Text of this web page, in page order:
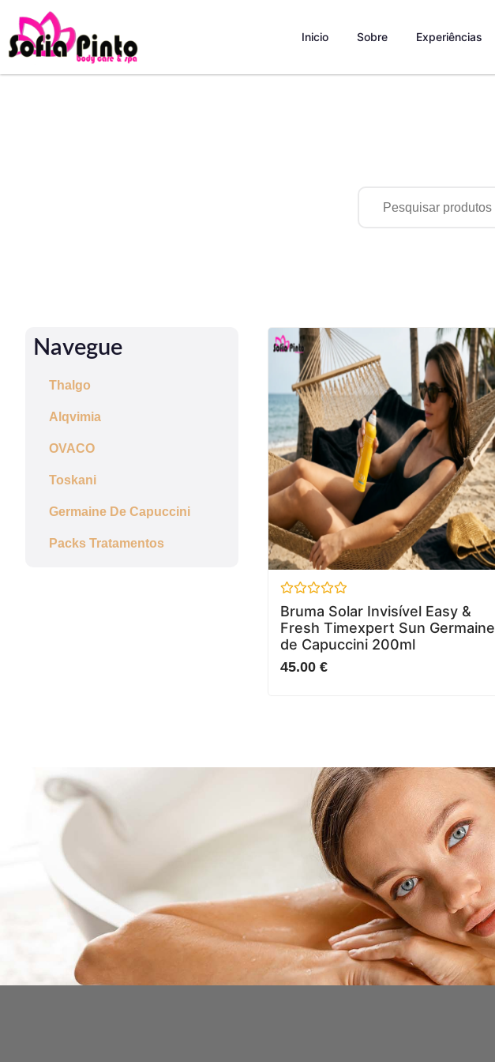
Inicio Sobre Experiências
Navegue
Thalgo
Alqvimia
OVACO
Toskani
Germaine De Capuccini
Packs Tratamentos
Avaliação
0
de
5
Bruma Solar Invisível Easy &
Fresh Timexpert Sun Germaine
de Capuccini 200ml
45.00 €